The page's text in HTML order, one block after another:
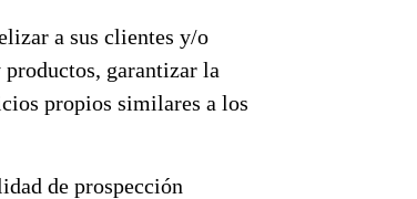
a sus clientes y/o
garantizar la
propios similares a los
de prospección